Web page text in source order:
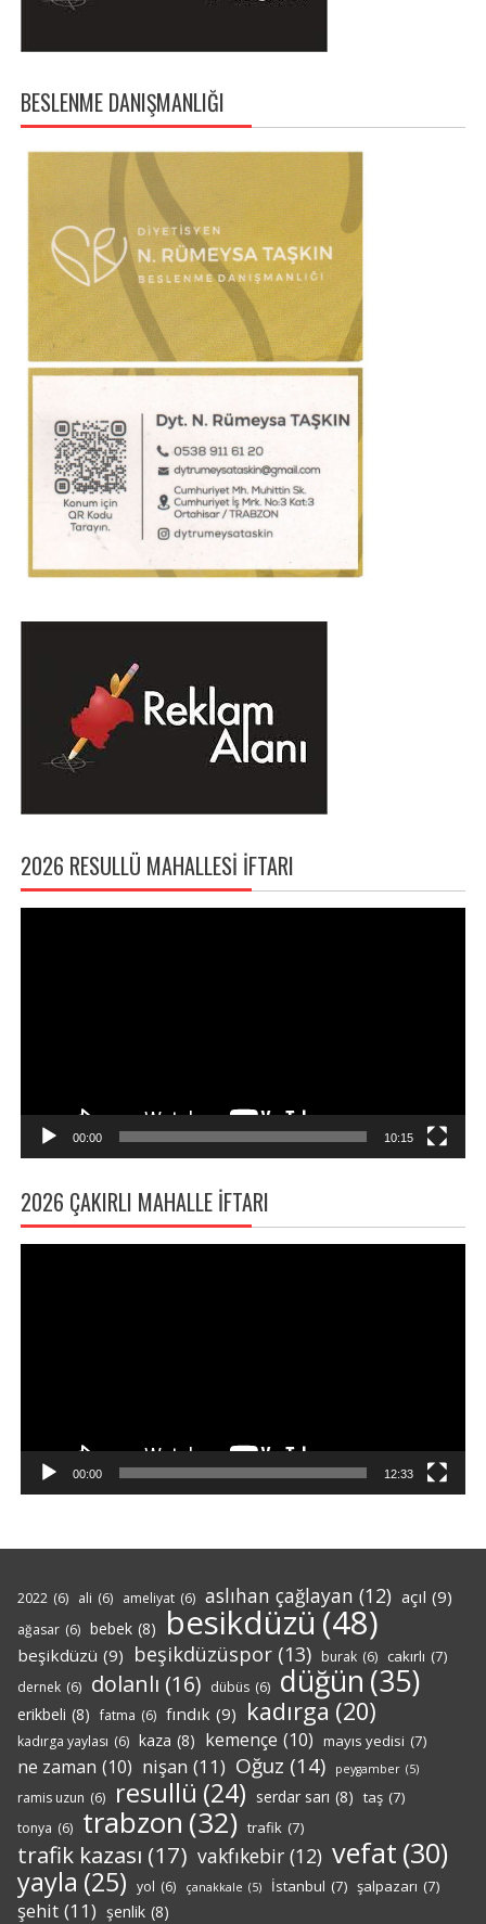
BESLENME DANIŞMANLIĞI
2026 RESULLÜ MAHALLESI İFTARI
00:00 10:15
2026 ÇAKIRLI MAHALLE İFTARI
00:00 12:33
2022 (6) ali (6) ameliyat (6) aslıhan çağlayan (12) açıl (9)
ağasar (6) bebek (8) besikdüzü(48)
beşikdüzü (9) beşikdüzüspor (13) burak (6) cakırlı (7)
dernek (6) dolanlı (16) dübüs (6) düğün (35)
erikbeli (8) fatma (6) fındık (9) kadırga (20)
kadırga yaylası (6) kaza (8) kemençe (10) mayıs yedisi (7)
ne zaman (10) nişan (11) Oğuz (14) peygamber (5)
ramis uzun (6) resullü (24) serdar sarı (8) taş (7)
tonya (6) trabzon (32) trafik (7)
trafik kazası (17) vakfıkebir (12) vefat (30)
yayla (25) yol (6) çanakkale (5) İstanbul (7) şalpazarı (7)
şehit (11) şenlik (8)